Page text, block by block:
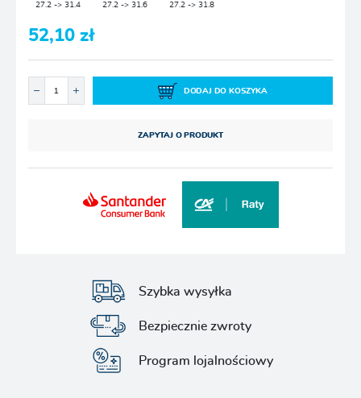
27.2 -> 31.4 27.2 -> 31.6 27.2 -> 31.8
52,10 zł
DODAJ DO KOSZYKA
ZAPYTAJ O PRODUKT
Szybka wysyłka
Bezpiecznie zwroty
Program lojalnościowy